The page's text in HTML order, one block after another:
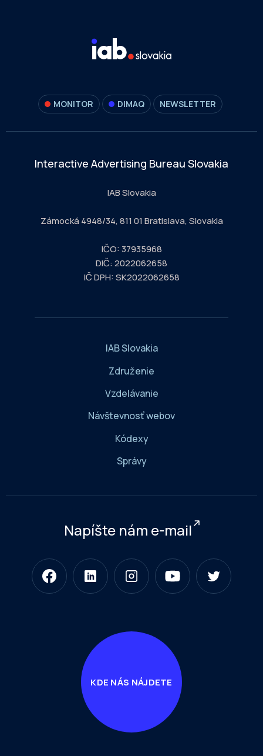
MONITOR DIMAQ NEWSLETTER
Interactive Advertising Bureau Slovakia
IAB Slovakia
Zámocká 4948/34, 811 01 Bratislava, Slovakia
IČO: 37935968
DIČ: 2022062658
IČ DPH: SK2022062658
IAB Slovakia
Združenie
Vzdelávanie
Návštevnosť webov
Kódexy
Správy
Napíšte nám e-mail
KDE NÁS NÁJDETE